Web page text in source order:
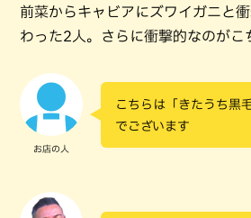
前菜からキャビアにズワイガニと
わった2人。さらに衝撃的なのがこ
お店の人
こちらは「きたうち黒
でございます